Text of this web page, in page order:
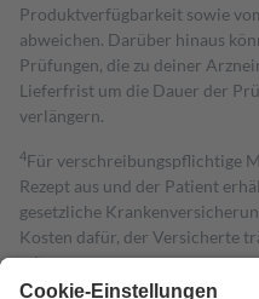
Produktverfügbarkeit sowie
abweichen. Darüber hinaus
Prüfungen, die zu deiner
Lieferfrist um die Dauer der
verlängern.
4Für verschreibungspflichtige
Rezept aus und der Patient
gesetzliche
Kosten dafür, der Versicherte
mit.
Grundsätzlich leisten Mitglieder